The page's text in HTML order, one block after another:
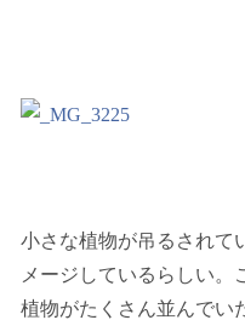
小さな植物が吊るされて
メージしているらしい。
植物がたくさん並んでい